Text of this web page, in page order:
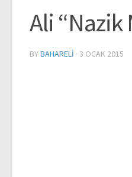
Ali “Nazik
BYBAHARELI · 3 OCAK 2015